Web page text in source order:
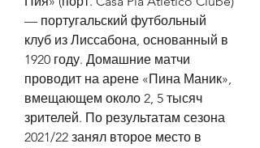
— португальский футбольный
клуб из Лиссабона, основанный в
1920 году. Домашние матчи
проводит на арене «Пина Маник»,
вмещающем около 2, 5 тысяч
зрителей. По результатам сезона
2021/22 занял второе место в